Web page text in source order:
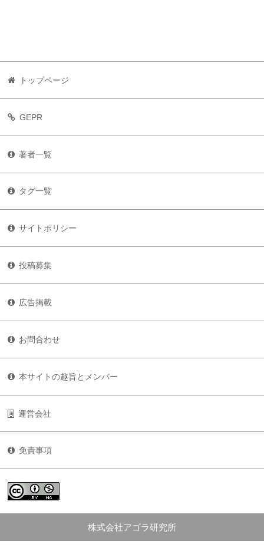
トップページ
GEPR
著者一覧
タグ一覧
サイトポリシー
投稿募集
広告掲載
お問合わせ
本サイトの趣旨とメンバー
運営会社
免責事項
株式会社アゴラ研究所